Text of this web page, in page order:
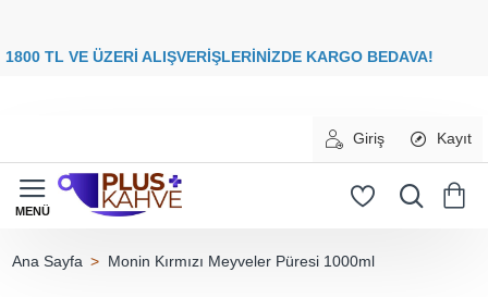
00 TL VE ÜZERİ ALIŞVERİŞLERİNİZDE KARGO
Giriş Kayıt
Monin Kırmızı Meyveler Püresi 1000ml